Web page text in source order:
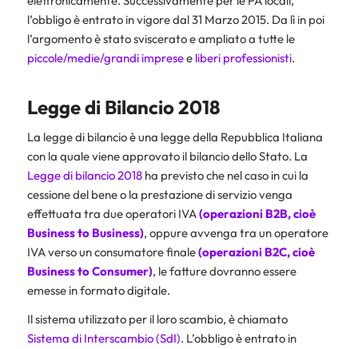
l’obbligo è entrato in vigore dal 31 Marzo 2015. Da lì in poi
l’argomento è stato sviscerato e ampliato a tutte le
piccole/medie/grandi impresee liberi professionisti.
Legge di Bilancio 2018
La legge di bilancio è una legge della Repubblica Italiana
con la quale viene approvato il bilancio dello Stato. La
Legge di bilancio 2018ha previsto che nel caso in cui la
cessione del bene o la prestazione di servizio venga
effettuata tra due operatori IVA(operazioni B2B, cioè
Business to Business), oppure avvenga tra un operatore
IVA verso un consumatore finale(operazioni B2C, cioè
Business to Consumer), le fatture dovranno essere
emesse in formato digitale.
Il sistema utilizzato per il loro scambio, è chiamato
Sistema di Interscambio (SdI). L’obbligo è entrato in